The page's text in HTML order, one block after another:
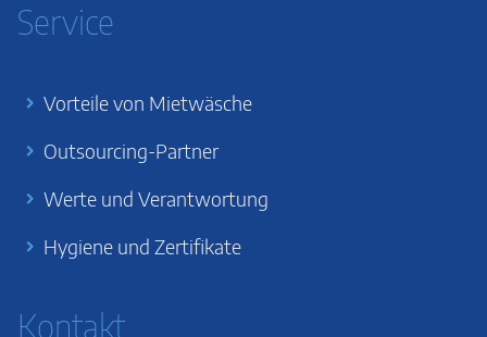
Service
Vorteile von Mietwäsche
Outsourcing-Partner
Werte und Verantwortung
Hygiene und Zertifikate
Kontakt